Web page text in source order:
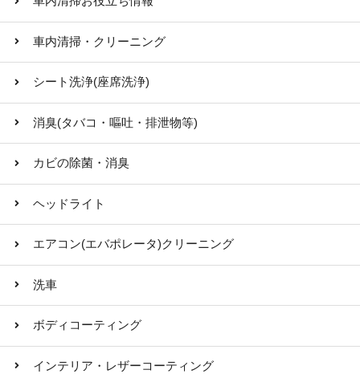
車内清掃・クリーニング
シート洗浄(座席洗浄)
消臭(タバコ・嘔吐・排泄物等)
カビの除菌・消臭
ヘッドライト
エアコン(エバポレータ)クリーニング
洗車
ボディコーティング
インテリア・レザーコーティング